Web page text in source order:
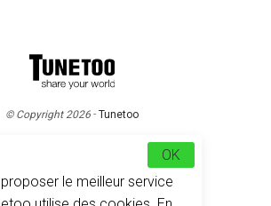
© Copyright 2026 - Tunetoo
le meilleur service
OK